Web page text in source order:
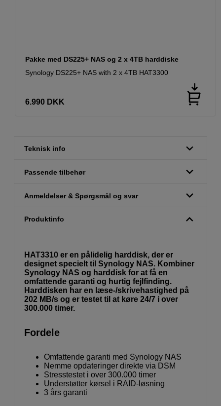
Pakke med DS225+ NAS og 2 x 4TB harddiske
Synology DS225+ NAS with 2 x 4TB HAT3300
6.990 DKK
Teknisk info
Passende tilbehør
Anmeldelser & Spørgsmål og svar
Produktinfo
HAT3310 er en pålidelig harddisk, der er
designet specielt til Synology NAS. Kombiner
Synology NAS og harddisk for at få en
omfattende garanti og hurtig fejlfinding.
Harddisken har en læse-/skrivehastighed på
202 MB/s og er testet til at køre 24/7 i over
300.000 timer.
Fordele
Omfattende garanti med Synology NAS
Nemme opdateringer direkte via DSM
Stresstestet i over 300.000 timer
Understøtter kørsel i RAID-løsning
3 års garanti